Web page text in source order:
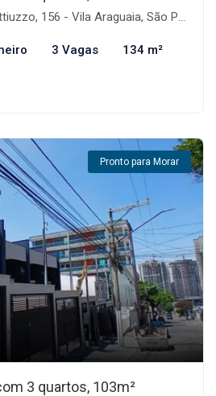
156 - Vila Araguaia, São Paulo-SP
3 Vagas 134 m²
Pronto para Morar
3 quartos, 103m²